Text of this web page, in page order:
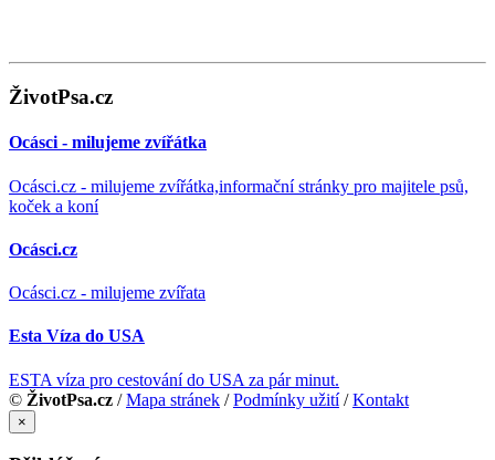
ŽivotPsa.cz
Ocásci - milujeme zvířátka
Ocásci.cz - milujeme zvířátka,informační stránky pro majitele psů,
koček a koní
Ocásci.cz
Ocásci.cz - milujeme zvířata
Esta Víza do USA
ESTA víza pro cestování do USA za pár minut.
© ŽivotPsa.cz /Mapa stránek /Podmínky užití/Kontakt
×